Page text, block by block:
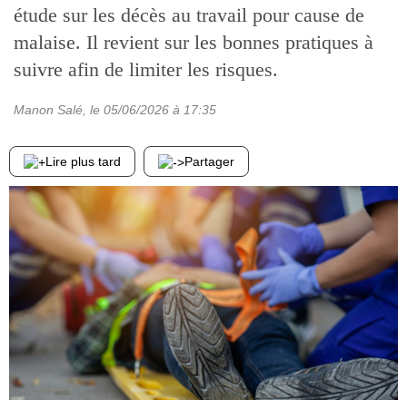
étude sur les décès au travail pour cause de
malaise. Il revient sur les bonnes pratiques à
suivre afin de limiter les risques.
Manon Salé , le 05/06/2026 à 17:35
Lire plus tard Partager